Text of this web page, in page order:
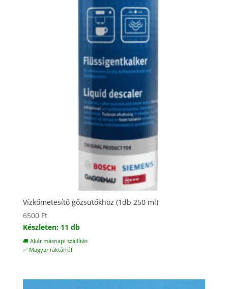
Vízkőmetesítő gőzsütőkhöz (1db 250 ml)
6500 Ft
Készleten: 11 db
🚚 Akár másnapi szállítás
✅ Magyar raktárról